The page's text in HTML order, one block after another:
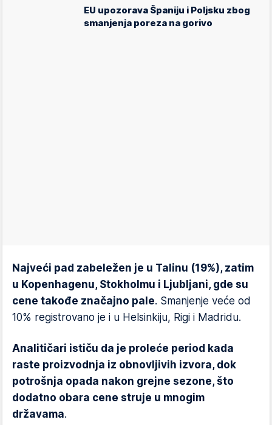
EU upozorava Španiju i Poljsku zbog
smanjenja poreza na gorivo
Najveći pad zabeležen je u Talinu (19%), zatim
u Kopenhagenu, Stokholmu i Ljubljani, gde su
cene takođe značajno pale. Smanjenje veće od
10% registrovano je i u Helsinkiju, Rigi i Madridu.
Analitičari ističu da je proleće period kada
raste proizvodnja iz obnovljivih izvora, dok
potrošnja opada nakon grejne sezone, što
dodatno obara cene struje u mnogim
državama.